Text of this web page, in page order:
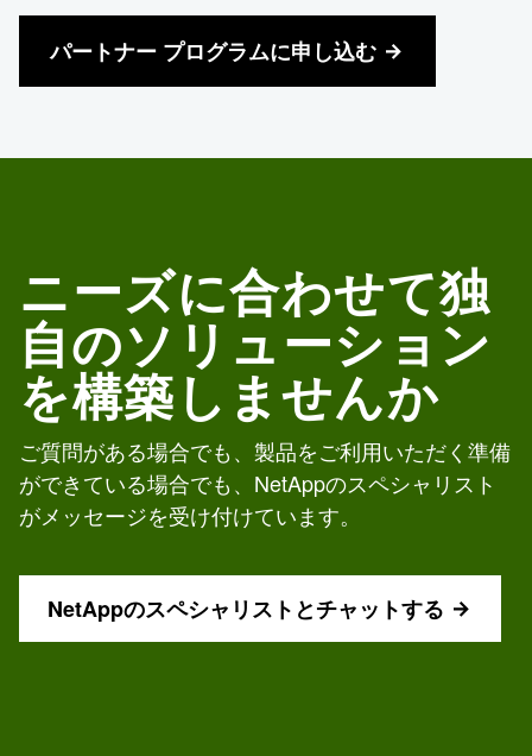
パートナー プログラムに申し込む
ニーズに合わせて独
自のソリューション
を構築しませんか
ご質問がある場合でも、製品をご利用いただく準備
ができている場合でも、NetAppのスペシャリスト
がメッセージを受け付けています。
NetAppのスペシャリストとチャットする